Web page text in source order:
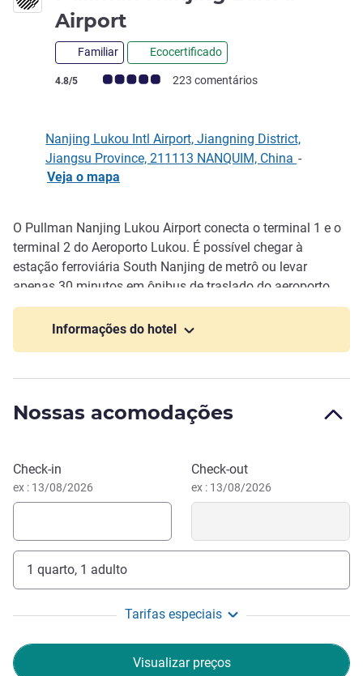
Airport
Familiar Ecocertificado
Classificação clientes Avis (Classificação ALL)
4.8/5 223 comentários
Nanjing Lukou Intl Airport, Jiangning District,
Jiangsu Province, 211113 NANQUIM, China -
Veja o mapa
Descrição
O Pullman Nanjing Lukou Airport conecta o terminal 1 e o
terminal 2 do Aeroporto Lukou. É possível chegar à
estação ferroviária South Nanjing de metrô ou levar
apenas 30 minutos em ônibus de traslado do aeroporto
até o centro da cidade. O visor de informações de voo no
restaurante chinês e no quarto de hóspedes são perfeitos
de uma longa viagem.
Informações do hotel
Nossas acomodações
Reservar este hotel
Check-in
ex : 13/08/2026
Check-out
ex : 13/08/2026
1 quarto, 1 adulto
Tarifas especiais
Visualizar preços